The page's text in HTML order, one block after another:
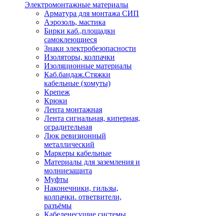
Электромонтажные материалы
Арматура для монтажа СИП
Аэрозоль, мастика
Бирки каб.,площадки
самоклеющиеся
Знаки электробезопасности
Изоляторы, колпачки
Изоляционные материалы
Каб.бандаж.Стяжки
кабельные (хомуты)
Крепеж
Крюки
Лента монтажная
Лента сигнальная, киперная,
оградительная
Люк ревизионный
металлический
Маркеры кабельные
Материалы для заземления и
молниезащита
Муфты
Наконечники, гильзы,
колпачки. ответвители,
разъёмы